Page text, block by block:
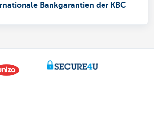
Bankgarantien der KBC